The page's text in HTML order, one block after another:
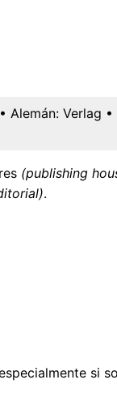
• Alemán: Verlag
(publishing
.
si